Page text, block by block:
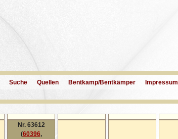
Suche Quellen Bentkamp/Bentkämper Impressum
Nr. 63612
(60396,